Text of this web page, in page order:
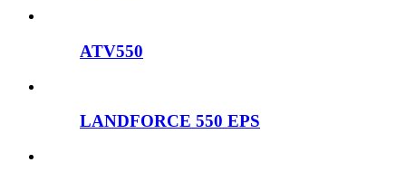
ATV550
LANDFORCE 550 EPS